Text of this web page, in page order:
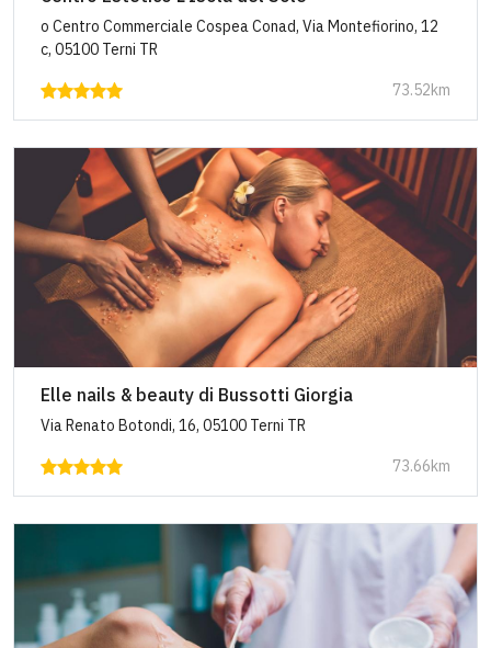
o Centro Commerciale Cospea Conad, Via Montefiorino, 12
c, 05100 Terni TR
73.52km
Elle nails & beauty di Bussotti Giorgia
Via Renato Botondi, 16, 05100 Terni TR
73.66km